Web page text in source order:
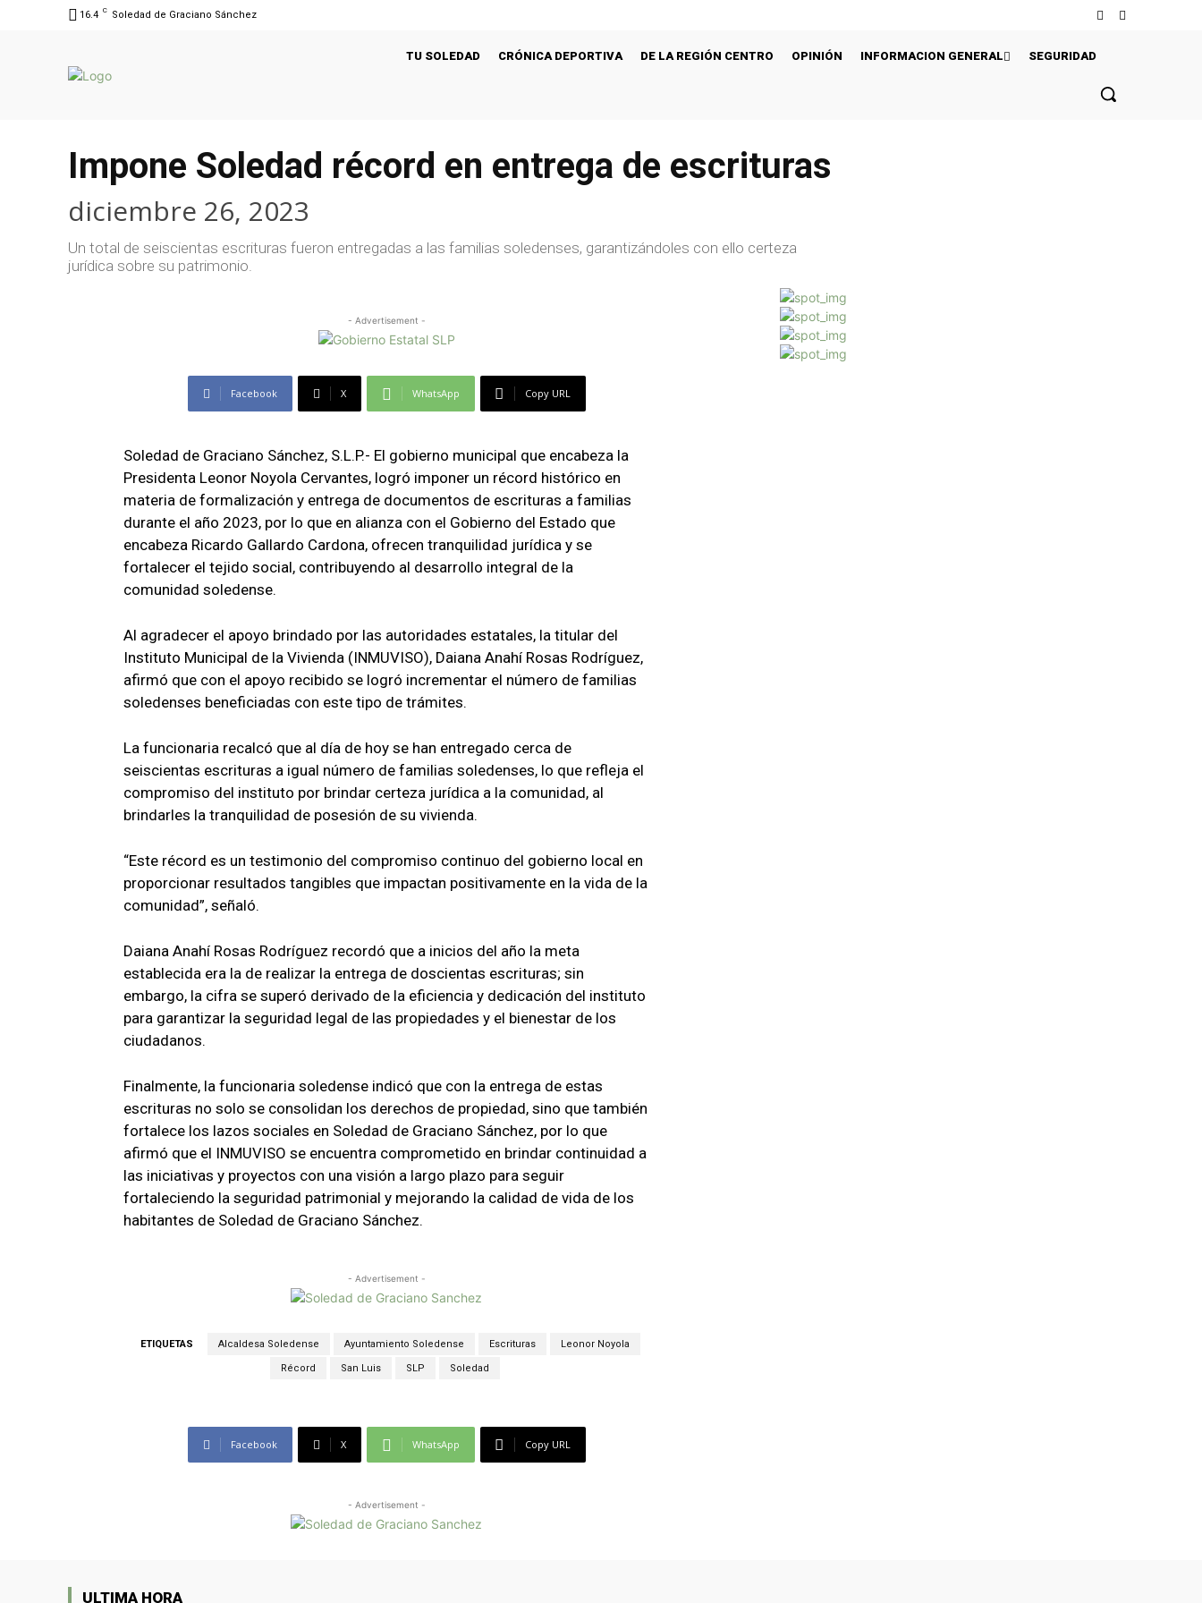
16.4 C Soledad de Graciano Sánchez
TU SOLEDAD CRÓNICA DEPORTIVA DE LA REGIÓN CENTRO OPINIÓN INFORMACION GENERAL SEGURIDAD
Impone Soledad récord en entrega de escrituras
diciembre 26, 2023
Un total de seiscientas escrituras fueron entregadas a las familias soledenses, garantizándoles con ello certeza
jurídica sobre su patrimonio.
- Advertisement -
Facebook X WhatsApp Copy URL
Soledad de Graciano Sánchez, S.L.P.- El gobierno municipal que encabeza la
Presidenta Leonor Noyola Cervantes, logró imponer un récord histórico en
materia de formalización y entrega de documentos de escrituras a familias
durante el año 2023, por lo que en alianza con el Gobierno del Estado que
encabeza Ricardo Gallardo Cardona, ofrecen tranquilidad jurídica y se
fortalecer el tejido social, contribuyendo al desarrollo integral de la
comunidad soledense.
Al agradecer el apoyo brindado por las autoridades estatales, la titular del
Instituto Municipal de la Vivienda (INMUVISO), Daiana Anahí Rosas Rodríguez,
afirmó que con el apoyo recibido se logró incrementar el número de familias
soledenses beneficiadas con este tipo de trámites.
La funcionaria recalcó que al día de hoy se han entregado cerca de
seiscientas escrituras a igual número de familias soledenses, lo que refleja el
compromiso del instituto por brindar certeza jurídica a la comunidad, al
brindarles la tranquilidad de posesión de su vivienda.
“Este récord es un testimonio del compromiso continuo del gobierno local en
proporcionar resultados tangibles que impactan positivamente en la vida de la
comunidad”, señaló.
Daiana Anahí Rosas Rodríguez recordó que a inicios del año la meta
establecida era la de realizar la entrega de doscientas escrituras; sin
embargo, la cifra se superó derivado de la eficiencia y dedicación del instituto
para garantizar la seguridad legal de las propiedades y el bienestar de los
ciudadanos.
Finalmente, la funcionaria soledense indicó que con la entrega de estas
escrituras no solo se consolidan los derechos de propiedad, sino que también
fortalece los lazos sociales en Soledad de Graciano Sánchez, por lo que
afirmó que el INMUVISO se encuentra comprometido en brindar continuidad a
las iniciativas y proyectos con una visión a largo plazo para seguir
fortaleciendo la seguridad patrimonial y mejorando la calidad de vida de los
habitantes de Soledad de Graciano Sánchez.
- Advertisement -
ETIQUETAS Alcaldesa Soledense Ayuntamiento Soledense Escrituras Leonor Noyola
Récord San Luis SLP Soledad
Facebook X WhatsApp Copy URL
- Advertisement -
ULTIMA HORA